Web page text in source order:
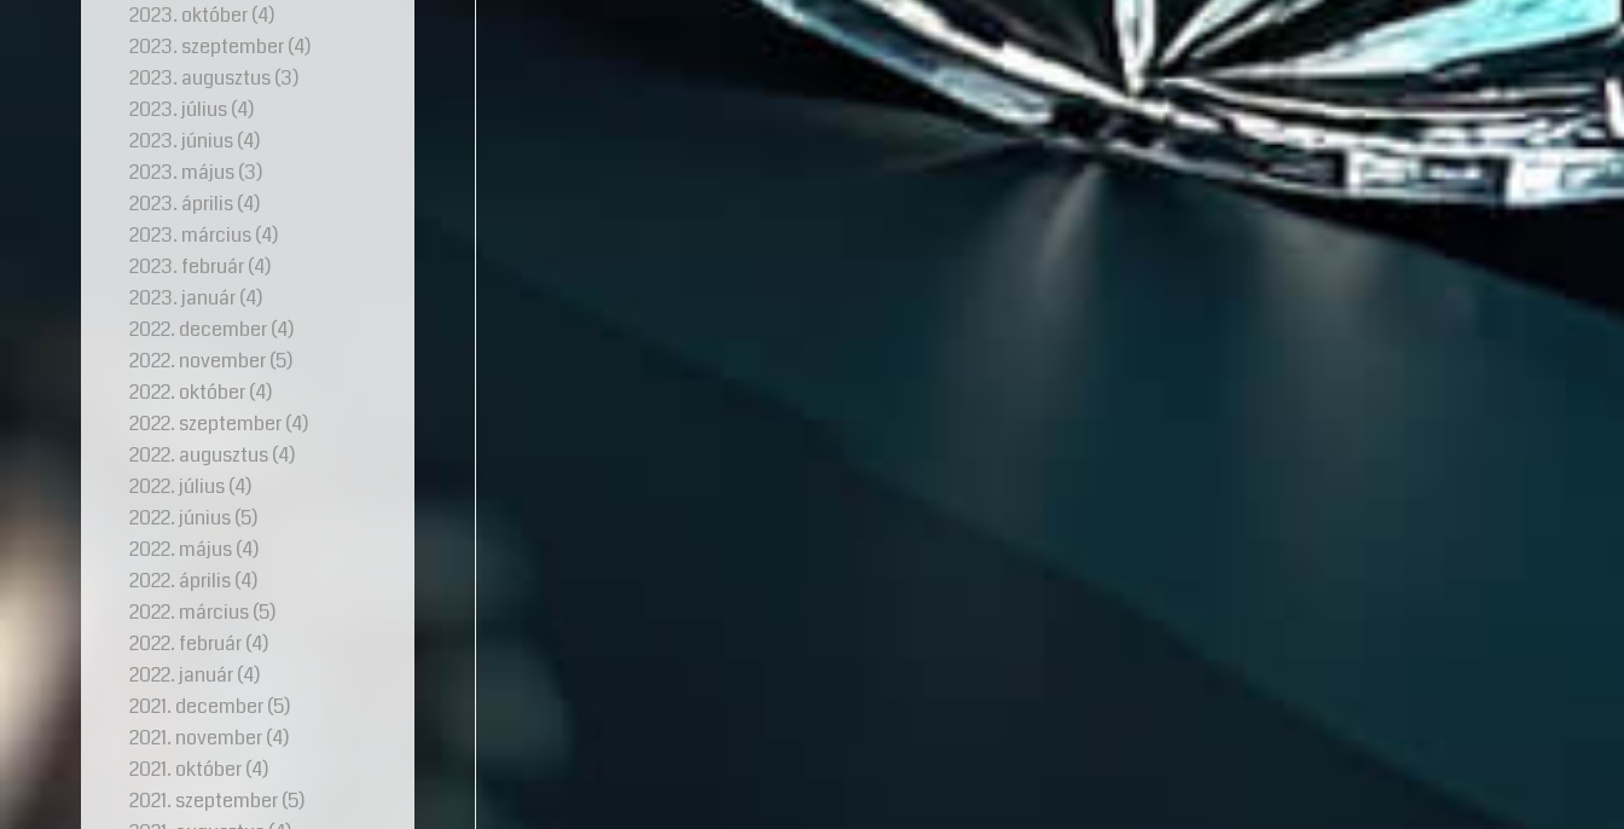
2023. október(4)
2023. szeptember(4)
2023. augusztus(3)
2023. július(4)
2023. június(4)
2023. május(3)
2023. április(4)
2023. március(4)
2023. február(4)
2023. január(4)
2022. december(4)
2022. november(5)
2022. október(4)
2022. szeptember(4)
2022. augusztus(4)
2022. július(4)
2022. június(5)
2022. május(4)
2022. április(4)
2022. március(5)
2022. február(4)
2022. január(4)
2021. december(5)
2021. november(4)
2021. október(4)
2021. szeptember(5)